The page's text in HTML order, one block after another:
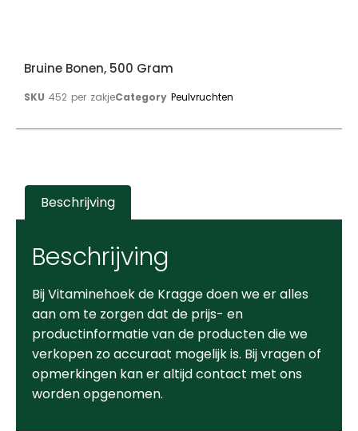
Bruine Bonen, 500 Gram
SKU 452 per zakjeCategory Peulvruchten
Beschrijving
Beschrijving
Bij Vitaminehoek de Kragge doen we er alles
aan om te zorgen dat de prijs- en
productinformatie van de producten die we
verkopen zo accuraat mogelijk is. Bij vragen of
opmerkingen kan er altijd contact met ons
worden opgenomen.